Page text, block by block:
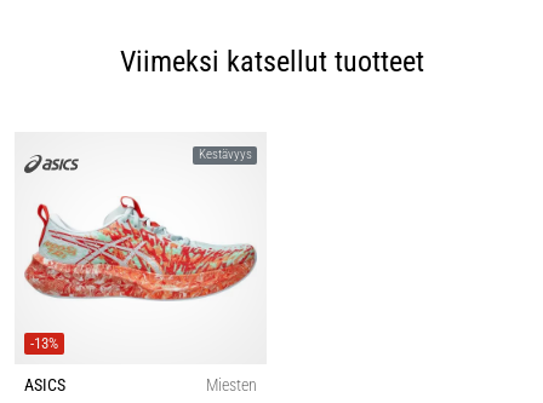
Viimeksi katsellut tuotteet
Kestävyys
-13%
ASICS
Miesten